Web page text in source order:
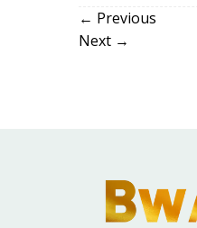
← Previous
Next →